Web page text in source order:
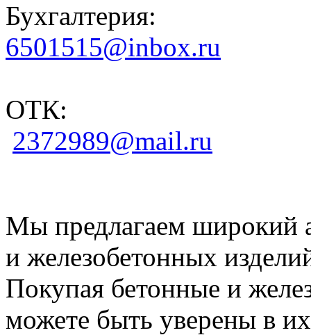
Бухгалтерия:
6501515@inbox.ru
ОТК:
2372989@mail.ru
Мы предлагаем широкий
и железобетонных
Покупая бетонные и
можете быть уверены в их